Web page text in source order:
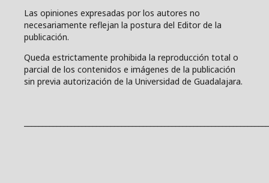
Las opiniones expresadas por los autores no
necesariamente reflejan la postura del Editor de la
publicación.
Queda estrictamente prohibida la reproducción total o
parcial de los contenidos e imágenes de la publicación
sin previa autorización de la Universidad de Guadalajara.